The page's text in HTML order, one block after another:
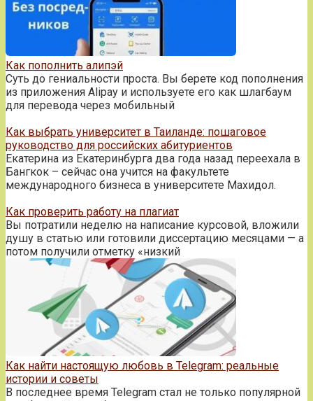
Как пополнить алипэй
Суть до гениальности проста. Вы берете код пополнения
из приложения Alipay и используете его как шлагбаум
для перевода через мобильный
Как выбрать университет в Таиланде: пошаговое
руководство для российских абитуриентов
Екатерина из Екатеринбурга два года назад переехала в
Бангкок – сейчас она учится на факультете
международного бизнеса в университете Махидол.
Как проверить работу на плагиат
Вы потратили неделю на написание курсовой, вложили
душу в статью или готовили диссертацию месяцами — а
потом получили отметку «низкий
Как найти настоящую любовь в Telegram: реальные
истории и советы
В последнее время Telegram стал не только популярной